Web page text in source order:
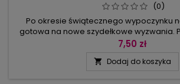
(0)
Po okresie świątecznego wypoczynku
gotowa na nowe szydełkowe wyzwania.
wiosennych kolorach przełamią zimowy
bieżniku i serwetkach oraz – tu już
7,50 zł
 Dodaj do koszyka